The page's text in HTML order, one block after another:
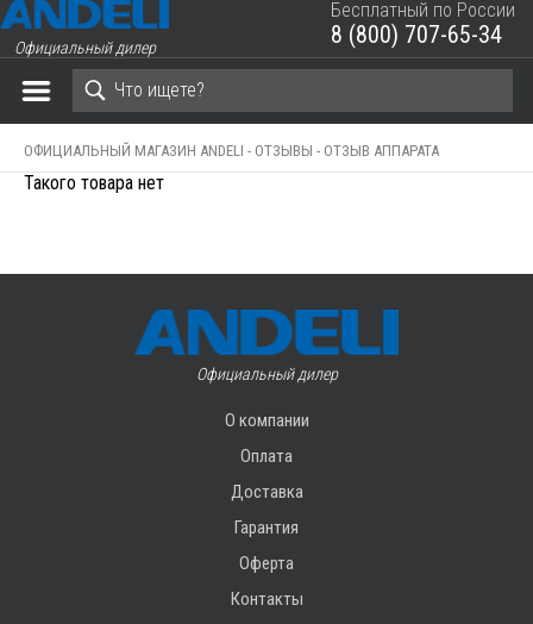
Официальный дилер
Бесплатный по России
8 (800) 707-65-34
ОФИЦИАЛЬНЫЙ МАГАЗИН ANDELI - ОТЗЫВЫ - ОТЗЫВ АППАРАТА
Такого товара нет
Официальный дилер
О компании
Оплата
Доставка
Гарантия
Оферта
Контакты
ЗАКРЫТЬ КОРЗИНУ